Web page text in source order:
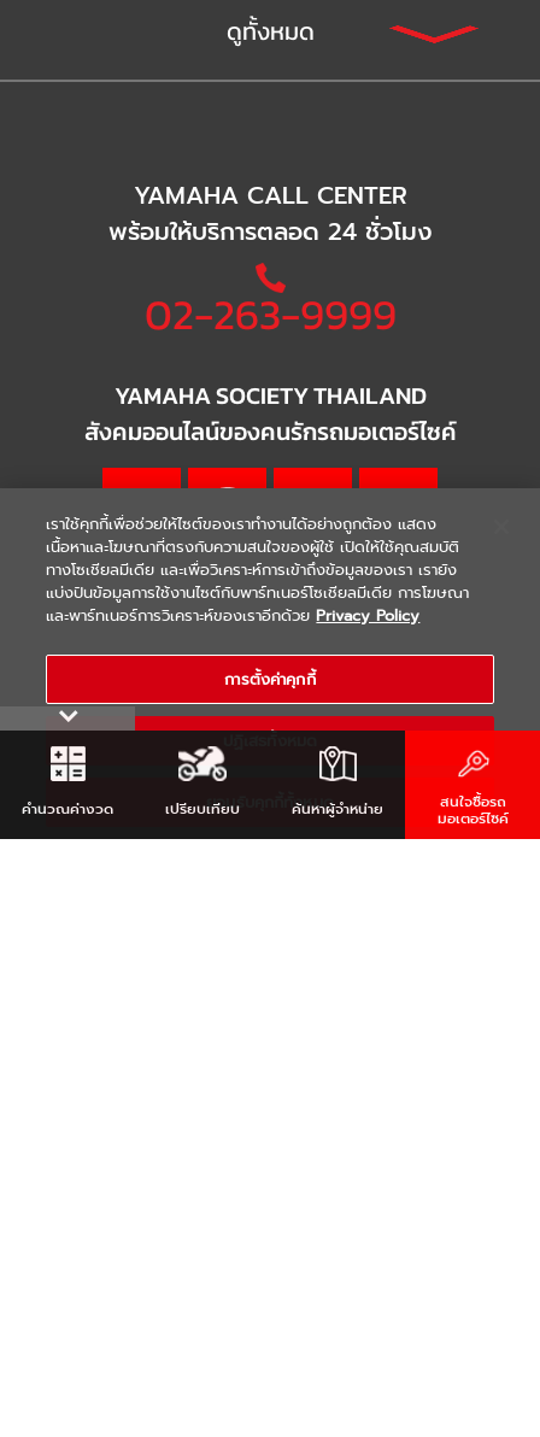
ดูทั้งหมด
YAMAHA CALL CENTER
พร้อมให้บริการตลอด 24 ชั่วโมง
02-263-9999
YAMAHA SOCIETY THAILAND
สังคมออนไลน์ของคนรักรถมอเตอร์ไซค์
WARRANTY | Terms & Conditions
COPYRIGHT 2021 THAI YAMAHA MOTOR CO.,LTD. ALL RIGHTS
RESERVED
คำนวณค่างวด เปรียบเทียบ ค้นหาผู้จำหน่าย สนใจซื้อรถ
มอเตอร์ไซค์
เราใช้คุกกี้เพื่อช่วยให้ไซต์ของเราทำงานได้อย่างถูกต้อง แสดง
เนื้อหาและโฆษณาที่ตรงกับความสนใจของผู้ใช้ เปิดให้ใช้คุณสมบัติ
ทางโซเชียลมีเดีย และเพื่อวิเคราะห์การเข้าถึงข้อมูลของเรา เรายัง
แบ่งปันข้อมูลการใช้งานไซต์กับพาร์ทเนอร์โซเชียลมีเดีย การโฆษณา
และพาร์ทเนอร์การวิเคราะห์ของเราอีกด้วย Privacy Policy
การตั้งค่าคุกกี้
ยอมรับคุกกี้ทั้งหมด